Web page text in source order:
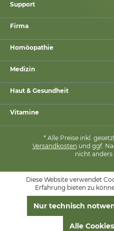
Support
Firma
Homöopathie
Medizin
Haut & Gesundheit
Vitamine
* Alle Preise inkl.
Versandkosten und ggf.
nicht anders
MIT ❤VON
Diese Website verwendet
Erfahrung bieten zu
Nur technisch
Alle